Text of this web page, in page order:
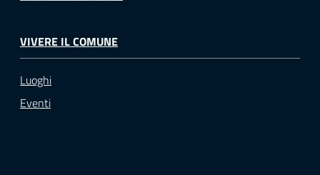
VIVERE IL COMUNE
Luoghi
Eventi